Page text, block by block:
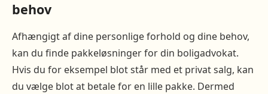
behov
Afhængigt af dine personlige forhold og dine behov,
kan du finde pakkeløsninger for din boligadvokat.
Hvis du for eksempel blot står med et privat salg, kan
du vælge blot at betale for en lille pakke. Dermed